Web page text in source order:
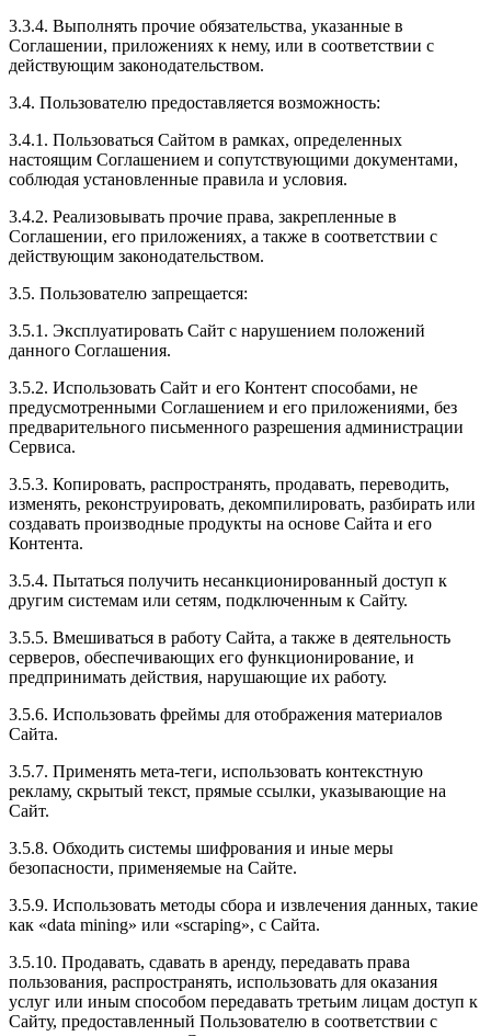
3.3.4. Выполнять прочие обязательства, указанные в
Соглашении, приложениях к нему, или в соответствии с
действующим законодательством.
3.4. Пользователю предоставляется возможность:
3.4.1. Пользоваться Сайтом в рамках, определенных
настоящим Соглашением и сопутствующими документами,
соблюдая установленные правила и условия.
3.4.2. Реализовывать прочие права, закрепленные в
Соглашении, его приложениях, а также в соответствии с
действующим законодательством.
3.5. Пользователю запрещается:
3.5.1. Эксплуатировать Сайт с нарушением положений
данного Соглашения.
3.5.2. Использовать Сайт и его Контент способами, не
предусмотренными Соглашением и его приложениями, без
предварительного письменного разрешения администрации
Сервиса.
3.5.3. Копировать, распространять, продавать, переводить,
изменять, реконструировать, декомпилировать, разбирать или
создавать производные продукты на основе Сайта и его
Контента.
3.5.4. Пытаться получить несанкционированный доступ к
другим системам или сетям, подключенным к Сайту.
3.5.5. Вмешиваться в работу Сайта, а также в деятельность
серверов, обеспечивающих его функционирование, и
предпринимать действия, нарушающие их работу.
3.5.6. Использовать фреймы для отображения материалов
Сайта.
3.5.7. Применять мета-теги, использовать контекстную
рекламу, скрытый текст, прямые ссылки, указывающие на
Сайт.
3.5.8. Обходить системы шифрования и иные меры
безопасности, применяемые на Сайте.
3.5.9. Использовать методы сбора и извлечения данных, такие
как «data mining» или «scraping», с Сайта.
3.5.10. Продавать, сдавать в аренду, передавать права
пользования, распространять, использовать для оказания
услуг или иным способом передавать третьим лицам доступ к
Сайту, предоставленный Пользователю в соответствии с